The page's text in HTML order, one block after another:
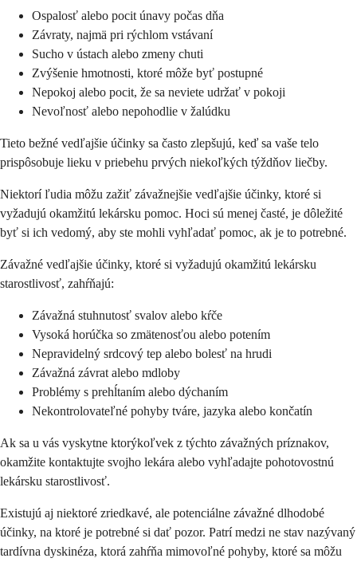
Ospalosť alebo pocit únavy počas dňa
Závraty, najmä pri rýchlom vstávaní
Sucho v ústach alebo zmeny chuti
Zvýšenie hmotnosti, ktoré môže byť postupné
Nepokoj alebo pocit, že sa neviete udržať v pokoji
Nevoľnosť alebo nepohodlie v žalúdku
Tieto bežné vedľajšie účinky sa často zlepšujú, keď sa vaše telo
prispôsobuje lieku v priebehu prvých niekoľkých týždňov liečby.
Niektorí ľudia môžu zažiť závažnejšie vedľajšie účinky, ktoré si
vyžadujú okamžitú lekársku pomoc. Hoci sú menej časté, je dôležité
byť si ich vedomý, aby ste mohli vyhľadať pomoc, ak je to potrebné.
Závažné vedľajšie účinky, ktoré si vyžadujú okamžitú lekársku
starostlivosť, zahŕňajú:
Závažná stuhnutosť svalov alebo kŕče
Vysoká horúčka so zmätenosťou alebo potením
Nepravidelný srdcový tep alebo bolesť na hrudi
Závažná závrat alebo mdloby
Problémy s prehĺtaním alebo dýchaním
Nekontrolovateľné pohyby tváre, jazyka alebo končatín
Ak sa u vás vyskytne ktorýkoľvek z týchto závažných príznakov,
okamžite kontaktujte svojho lekára alebo vyhľadajte pohotovostnú
lekársku starostlivosť.
Existujú aj niektoré zriedkavé, ale potenciálne závažné dlhodobé
účinky, na ktoré je potrebné si dať pozor. Patrí medzi ne stav nazývaný
tardívna dyskinéza, ktorá zahŕňa mimovoľné pohyby, ktoré sa môžu